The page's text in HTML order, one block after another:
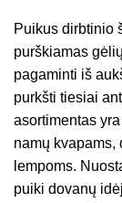
Puikus dirbtinio
purškiamas
pagaminti iš
purkšti tiesiai
asortimentas
namų kvapams,
lempoms.
puiki dovanų